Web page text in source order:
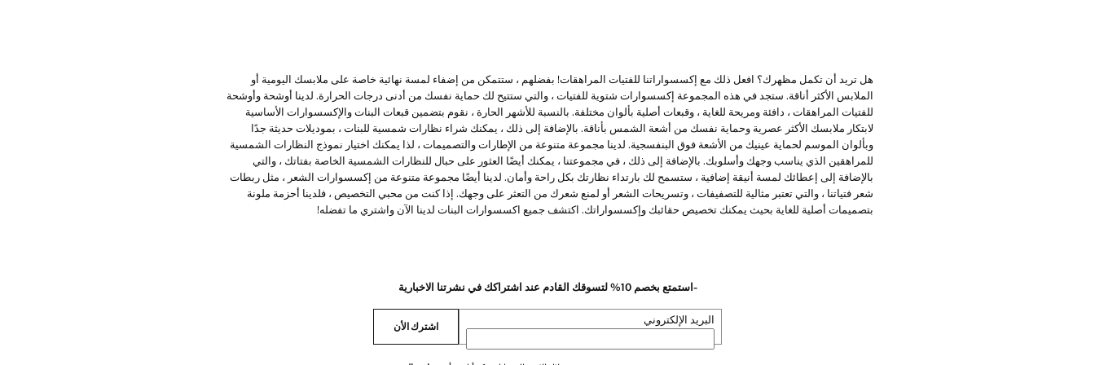
هل تريد أن تكمل مظهرك؟ افعل ذلك مع إكسسواراتنا للفتيات المراهقات! بفضلهم ، ستتمكن من إضفاء لمسة نهائية خاصة على ملابسك اليومية أو
الملابس الأكثر أناقة. ستجد في هذه المجموعة إكسسوارات شتوية للفتيات ، والتي ستتيح لك حماية نفسك من أدنى درجات الحرارة. لدينا أوشحة وأوشحة
للفتيات المراهقات ، دافئة ومريحة للغاية ، وقبعات أصلية بألوان مختلفة. بالنسبة للأشهر الحارة ، نقوم بتضمين قبعات البنات والإكسسوارات الأساسية
لابتكار ملابسك الأكثر عصرية وحماية نفسك من أشعة الشمس بأناقة. بالإضافة إلى ذلك ، يمكنك شراء نظارات شمسية للبنات ، بموديلات حديثة جدًا
وبألوان الموسم لحماية عينيك من الأشعة فوق البنفسجية. لدينا مجموعة متنوعة من الإطارات والتصميمات ، لذا يمكنك اختيار نموذج النظارات الشمسية
للمراهقين الذي يناسب وجهك وأسلوبك. بالإضافة إلى ذلك ، في مجموعتنا ، يمكنك أيضًا العثور على حبال للنظارات الشمسية الخاصة بفتاتك ، والتي
بالإضافة إلى إعطائك لمسة أنيقة إضافية ، ستسمح لك بارتداء نظارتك بكل راحة وأمان. لدينا أيضًا مجموعة متنوعة من إكسسوارات الشعر ، مثل ربطات
شعر فتياتنا ، والتي تعتبر مثالية للتصفيفات ، وتسريحات الشعر أو لمنع شعرك من التعثر على وجهك. إذا كنت من محبي التخصيص ، فلدينا أحزمة ملونة
بتصميمات أصلية للغاية بحيث يمكنك تخصيص حقائبك وإكسسواراتك. اكتشف جميع اكسسوارات البنات لدينا الآن واشتري ما تفضله!
-استمتع بخصم 10% لتسوقك القادم عند اشتراكك في نشرتنا الاخبارية
البريد الإلكتروني اشترك الأن